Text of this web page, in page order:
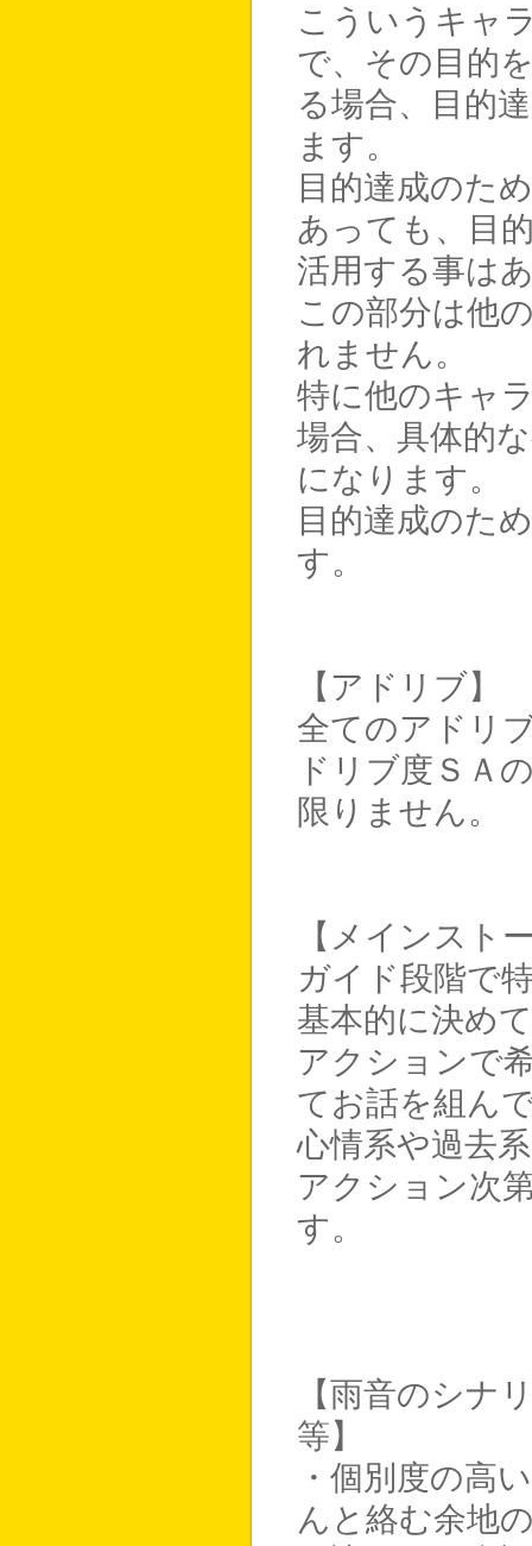
こういうキャ
で、その目的
る場合、目的
ます。
目的達成のた
あっても、目
活用する事は
この部分は他
れません。
特に他のキャ
場合、具体的
になります。
目的達成のた
す。
【アドリブ】
全てのアドリ
ドリブ度ＳＡ
限りません。
【メインスト
ガイド段階で
基本的に決め
アクションで
てお話を組ん
心情系や過去
アクション次
す。
【雨音のシナ
等】
・個別度の高
んと絡む余地